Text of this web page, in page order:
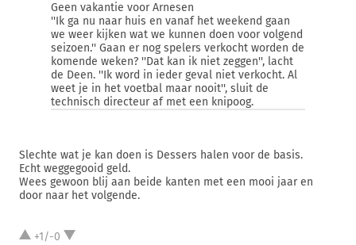
Geen vakantie voor Arnesen
''Ik ga nu naar huis en vanaf het weekend gaan
we weer kijken wat we kunnen doen voor volgend
seizoen.'' Gaan er nog spelers verkocht worden de
komende weken? ''Dat kan ik niet zeggen'', lacht
de Deen. ''Ik word in ieder geval niet verkocht. Al
weet je in het voetbal maar nooit'', sluit de
technisch directeur af met een knipoog.
Slechte wat je kan doen is Dessers halen voor de basis.
Echt weggegooid geld.
Wees gewoon blij aan beide kanten met een mooi jaar en
door naar het volgende.
+1/-0